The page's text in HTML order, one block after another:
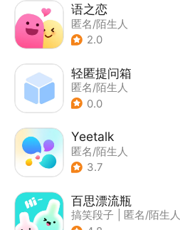
语之恋
匿名/陌生人
2.0
轻匿提问箱
匿名/陌生人
0.0
Yeetalk
匿名/陌生人
3.7
百思漂流瓶
搞笑段子
匿名/陌生人